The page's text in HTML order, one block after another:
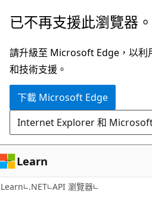
跳
主
要
內
跳
頁
面
內
覽
已不再支援此瀏覽器。
請升級至 Microsoft Edge，以利
和技術支援。
下載 Microsoft Edge
Internet Explorer 和
Learn
Learn .NET API 瀏覽器